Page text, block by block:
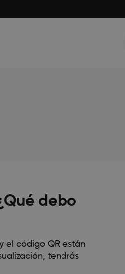
debo
el código QR están
tendrás